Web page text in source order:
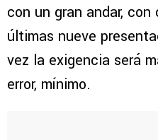
con un gran andar,
últimas nueve
vez la exigencia será
error, mínimo.